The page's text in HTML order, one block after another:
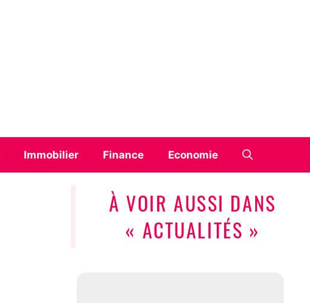
Immobilier Finance Economie
À VOIR AUSSI DANS
« ACTUALITÉS »